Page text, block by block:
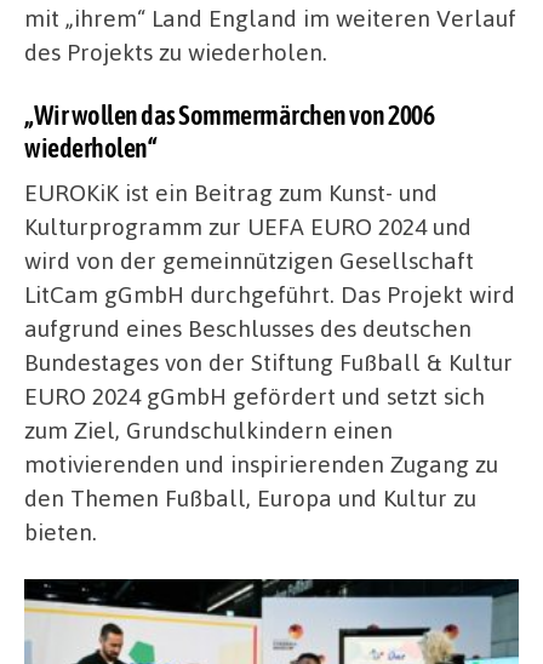
mit „ihrem“ Land England im weiteren Verlauf
des Projekts zu wiederholen.
„Wir wollen das Sommermärchen von 2006
wiederholen“
EUROKiK ist ein Beitrag zum Kunst- und
Kulturprogramm zur UEFA EURO 2024 und
wird von der gemeinnützigen Gesellschaft
LitCam gGmbH durchgeführt. Das Projekt wird
aufgrund eines Beschlusses des deutschen
Bundestages von der Stiftung Fußball & Kultur
EURO 2024 gGmbH gefördert und setzt sich
zum Ziel, Grundschulkindern einen
motivierenden und inspirierenden Zugang zu
den Themen Fußball, Europa und Kultur zu
bieten.